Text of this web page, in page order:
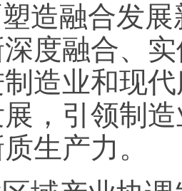
造融合发
度融合、
造业和现
，引领制
生产力。